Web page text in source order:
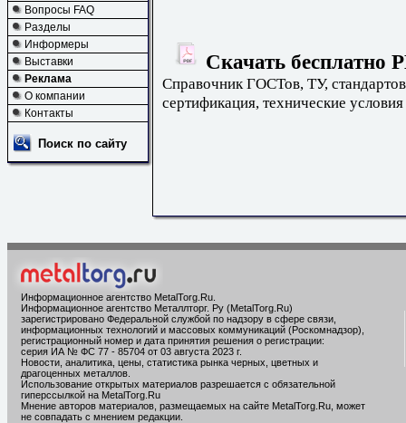
Вопросы FAQ
Разделы
Информеры
Выставки
Реклама
О компании
Контакты
Поиск по сайту
Скачать бесплатно
Справочник ГОСТов, ТУ,
сертификация, технические условия
Информационное агентство MetalTorg.Ru
Информационное агентство Металлторг. Ру (MetalTorg.Ru)
зарегистрировано Федеральной службой по надзору в сфере связи,
информационных технологий и массовых коммуникаций (Роскомнадзор),
регистрационный номер и дата принятия решения о регистрации:
серия ИА № ФС 77 - 85704 от 03 августа 2023 г.
Новости, аналитика, цены, статистика рынка черных, цветных и
драгоценных металлов.
Использование открытых материалов разрешается с обязательной
гиперссылкой на MetalTorg.Ru
Мнение авторов материалов, размещаемых на сайте MetalTorg.Ru, может
не совпадать с мнением редакции.